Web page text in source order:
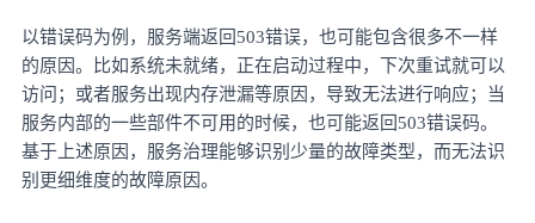
以错误码为例，服务端返回 503错误，也可能包含很多不一样
的原因。比如系统未就绪，正在启动过程中，下次重试就可以
访问；或者服务出现内存泄漏等原因，导致无法进行响应；当
服务内部的一些部件不可用的时候，也可能返回503错误码。
基于上述原因，服务治理能够识别少量的故障类型，而无法识
别更细维度的故障原因。